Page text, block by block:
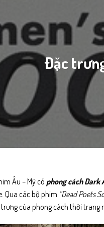
Đặc
Âu – Mỹ có phong cách Dark
Qua các bộ phim “Dead Poets
của phong cách thời